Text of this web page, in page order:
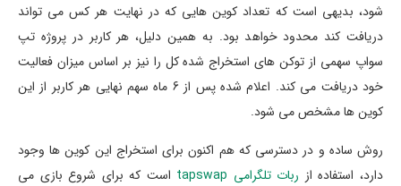
شود، بدیهی است که تعداد کوین هایی که در نهایت هر کس می تواند
دریافت کند محدود خواهد بود. به همین دلیل، هر کاربر در پروژه تپ
سواپ سهمی از توکن های استخراج شده کل را نیز بر اساس میزان فعالیت
خود دریافت می کند. اعلام شده پس از 6 ماه سهم نهایی هر کاربر از این
کوین ها مشخص می شود.
روش ساده و در دسترسی که هم اکنون برای استخراج این کوین ها وجود
دارد، استفاده از ربات تلگرامی tapswap
است که برای شروع بازی می